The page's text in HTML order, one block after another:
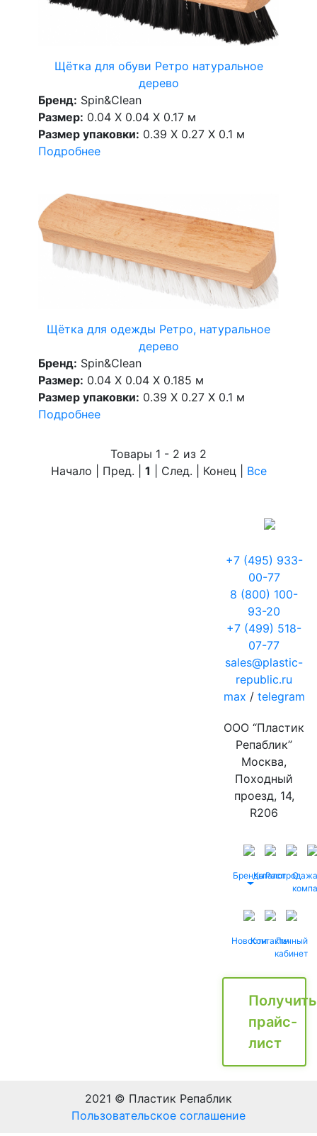
Щётка для обуви Ретро натуральное
дерево
Бренд: Spin&Clean
Размер: 0.04 X 0.04 X 0.17 м
Размер упаковки: 0.39 X 0.27 X 0.1 м
Подробнее
Щётка для одежды Ретро, натуральное
дерево
Бренд: Spin&Clean
Размер: 0.04 X 0.04 X 0.185 м
Размер упаковки: 0.39 X 0.27 X 0.1 м
Подробнее
Товары 1 - 2 из 2
Начало | Пред. | 1 | След. | Конец Все
+7 (495) 933-
00-77
8 (800) 100-
93-20
+7 (499) 518-
07-77
sales@plastic-
republic.ru
max / telegram
ООО “Пластик
Репаблик”
Москва,
Походный
проезд, 14,
R206
БрендыКаталог
Распродажа
О
НовостиКонтактыЛичный
кабинет
Получить
прайс-
лист
2021 © Пластик Репаблик
Пользовательское соглашение